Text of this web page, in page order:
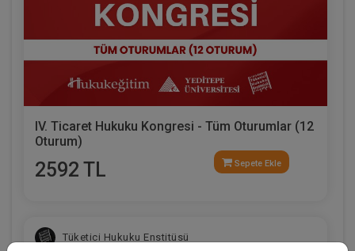
IV. Ticaret Hukuku Kongresi - Tüm Oturumlar (12
Oturum)
2592 TL Sepete Ekle
Tüketici Hukuku Enstitüsü